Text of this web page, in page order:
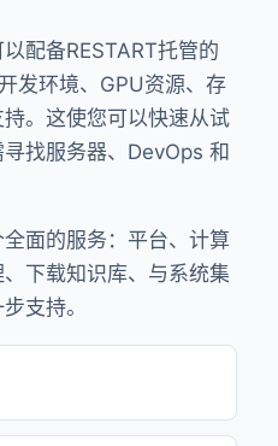
配备RESTART托管的
发环境、GPU资源、存
。这使您可以快速从试
找服务器、DevOps 和
面的服务：平台、计算
下载知识库、与系统集
支持。